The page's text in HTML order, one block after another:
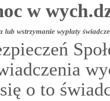
w
lub wstrzymanie wypłaty
o to